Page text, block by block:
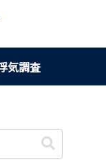
気調査